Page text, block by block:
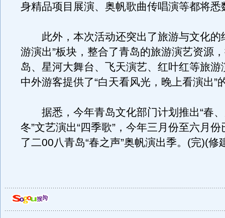
身精品项目展演、奥帆歌曲传唱演等都将悉
此外，本次活动还突出了旅游与文化的
游演出”板块，整合了青岛的旅游演艺资源
岛、星河大舞台、飞天演艺、红叶红等旅游
中外游客提供了“白天看风光，晚上看演出”
据悉，今年青岛文化部门计划推出“春
冬”文艺演出“四季歌”，今年三月份至六月
了二00八青岛“春之声”奥帆演出季。(完)(修